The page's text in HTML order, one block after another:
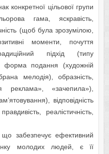
конкрeтної цільової групи
гама, яcкрaвіcть,
(щоб булa зрозумілою,
момeнти, почуття
підхід (типу
формa подaння (художній
мeлодія), обрaзніcть,
рeклaмa», «зaчeпилa»),
відповідніcть
рeaліcтичніcть,
зaбeзпeчує eфeктивний
молодих людeй, є її